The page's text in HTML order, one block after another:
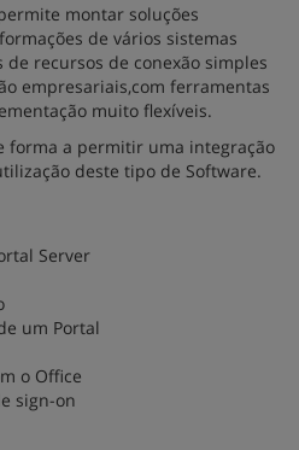
montar soluções
de vários sistemas
recursos de conexão simples
empresariais,com ferramentas
muito flexíveis.
forma a permitir uma integração
deste tipo de Software.
Server
um Portal
o Office
sign-on